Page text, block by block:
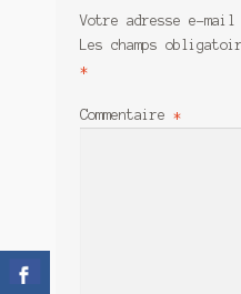
Meurtre en alternance
Meurtre sous couverture
Mon admirateur de l’avent
Sans retour
Votre adresse e-mail
Les champs
*
Commentaire *